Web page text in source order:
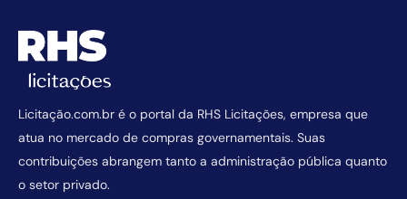
Licitação.com.br é o portal da RHS Licitações, empresa que
atua no mercado de compras governamentais. Suas
contribuições abrangem tanto a administração pública quanto
o setor privado.